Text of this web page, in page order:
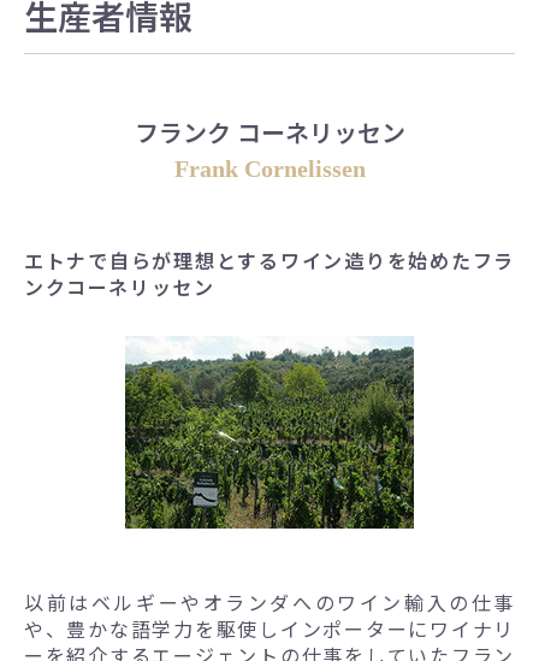
生産者情報
フランク コーネリッセン
Frank Cornelissen
エトナで自らが理想とするワイン造りを始めたフラ
ンクコーネリッセン
以前はベルギーやオランダへのワイン輸入の仕事
や、豊かな語学力を駆使しインポーターにワイナリ
ーを紹介するエージェントの仕事をしていたフラン